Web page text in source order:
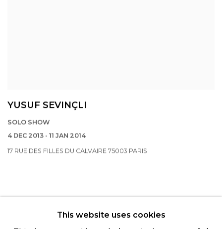
YUSUF SEVINÇLI
SOLO SHOW
4 DEC 2013 - 11 JAN 2014
17 RUE DES FILLES DU CALVAIRE 75003 PARIS
© 2022 LES FILLES DU CALVAIRE - 17 RUE DES
This website uses cookies